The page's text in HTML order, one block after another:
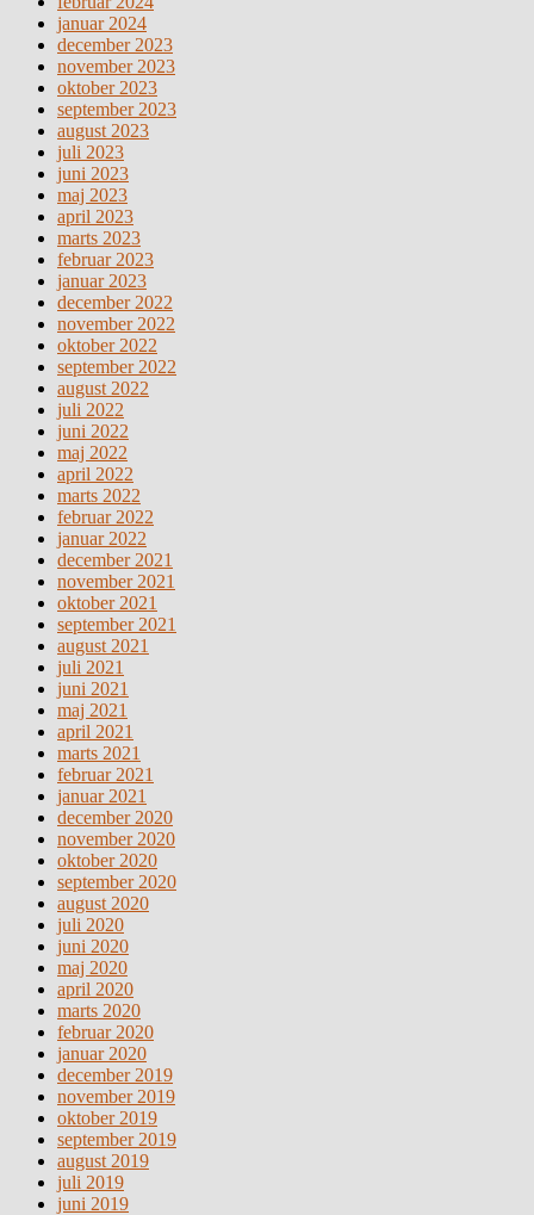
januar 2024
december 2023
november 2023
oktober 2023
september 2023
august 2023
juli 2023
juni 2023
maj 2023
april 2023
marts 2023
februar 2023
januar 2023
december 2022
november 2022
oktober 2022
september 2022
august 2022
juli 2022
juni 2022
maj 2022
april 2022
marts 2022
februar 2022
januar 2022
december 2021
november 2021
oktober 2021
september 2021
august 2021
juli 2021
juni 2021
maj 2021
april 2021
marts 2021
februar 2021
januar 2021
december 2020
november 2020
oktober 2020
september 2020
august 2020
juli 2020
juni 2020
maj 2020
april 2020
marts 2020
februar 2020
januar 2020
december 2019
november 2019
oktober 2019
september 2019
august 2019
juli 2019
juni 2019